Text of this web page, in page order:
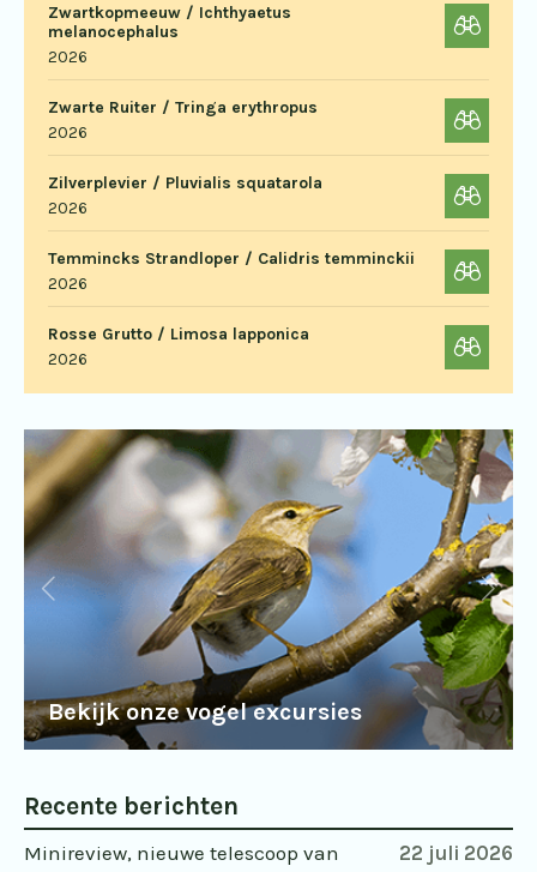
Zwartkopmeeuw / Ichthyaetus
melanocephalus
2026
Zwarte Ruiter / Tringa erythropus
2026
Zilverplevier / Pluvialis squatarola
2026
Temmincks Strandloper / Calidris temminckii
2026
Rosse Grutto / Limosa lapponica
2026
Bekijk onze vogel excursies
Recente berichten
Minireview, nieuwe telescoop van
22 juli 2026